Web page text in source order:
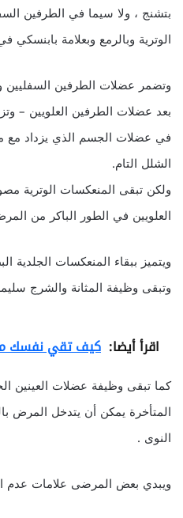
بتشنج ، ولا سيما في الطرفين
الوترية وبالرمع وبعلامة
وتضمر عضلات الطرفين السفليين
بعد عضلات الطرفين العلويين –
في عضلات الجسم الذي يزداد مع
الشلل التام.
ولكن تبقى المنعكسات الوترية
العلويين في الطور الباكر من
ويتميز ببقاء المنعكسات الجلدية
وتبقى وظيفة المثانة والشرج
اقرأ أيضا: كيف تقي نفسك
كما تبقى وظيفة عضلات العينين
المتأخرة يمكن أن يتدخل المرض
النوى .
ويبدي بعض المرضى علامات عدم